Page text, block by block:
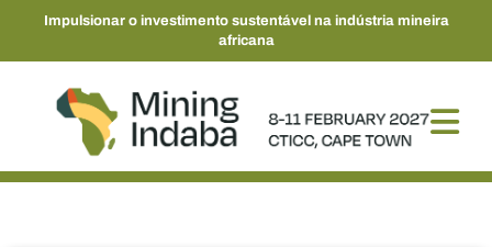
Impulsionar o investimento sustentável na indústria mineira
africana